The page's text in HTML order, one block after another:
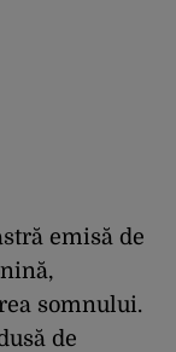
emisă de
somnului.
de